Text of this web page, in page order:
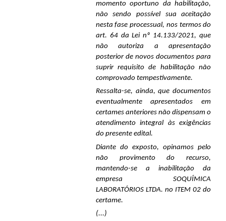
momento oportuno da habilitação,
não sendo possível sua aceitação
nesta fase processual, nos termos do
art. 64 da Lei nº 14.133/2021, que
não autoriza a apresentação
posterior de novos documentos para
suprir requisito de habilitação não
comprovado tempestivamente.
Ressalta-se, ainda, que documentos
eventualmente apresentados em
certames anteriores não dispensam o
atendimento integral às exigências
do presente edital.
Diante do exposto, opinamos pelo
não provimento do recurso,
mantendo-se a inabilitação da
empresa SOQUÍMICA
LABORATÓRIOS LTDA. no ITEM 02 do
certame.
(...)